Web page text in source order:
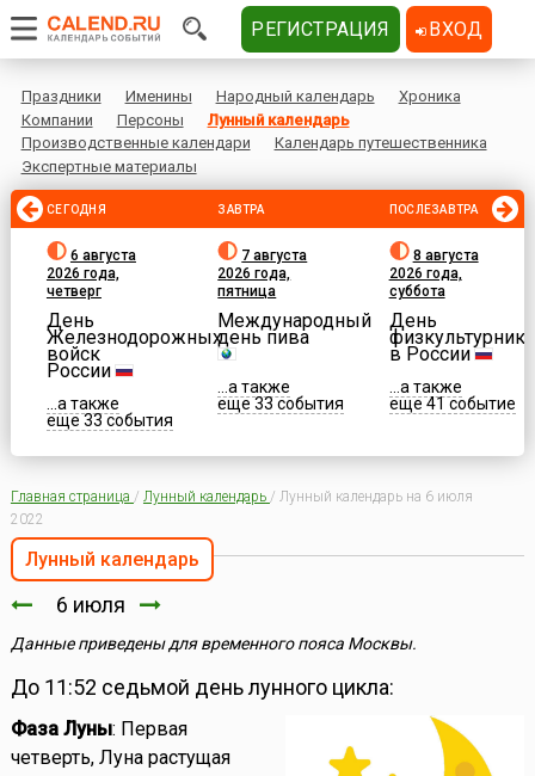
Праздники Именины Народный календарь
Хроника
Компании
Персоны
Лунный календарь
Производственные календари
Календарь путешественника
Экспертные материалы
СЕГОДНЯ
6 августа
2026 года,
четверг
День
Железнодорожных
войск
России
...а также
еще 33 события
ЗАВТРА
7 августа
2026 года,
пятница
Международный
день пива
...а также
еще 33 события
ПОСЛЕЗАВТРА
8 августа
2026 года,
суббота
День
физкультурника
в России
...а также
еще 41 событие
Главная страница / Лунный календарь / Лунный календарь на 6 июля
2022
Лунный календарь
6 июля
Данные приведены для временного пояса Москвы.
До 11:52 седьмой день лунного цикла:
Фаза Луны: Первая
четверть, Луна растущая
РЕГИСТРАЦИЯ ВХОД